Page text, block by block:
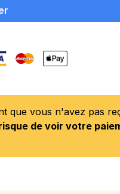
que vous n'avez pas
de voir votre